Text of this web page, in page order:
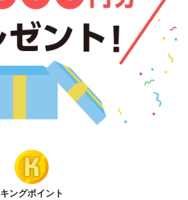
キングポイント